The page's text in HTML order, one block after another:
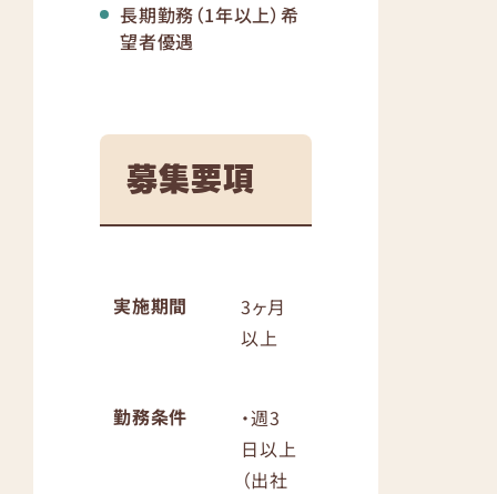
長期勤務（1年以上）希
望者優遇
募集要項
実施期間
3ヶ月
以上
勤務条件
・週3
日以上
（出社